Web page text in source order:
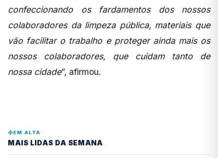
confeccionando os fardamentos dos nossos
colaboradores da limpeza pública, materiais que
vão facilitar o trabalho e proteger ainda mais os
nossos colaboradores, que cuidam tanto de
nossa cidade”, afirmou.
EM ALTA
MAIS LIDAS DA SEMANA